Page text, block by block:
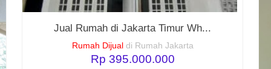
Jual Rumah di Jakarta Timur Wh...
Rumah Dijual di Rumah Jakarta
Rp 395.000.000